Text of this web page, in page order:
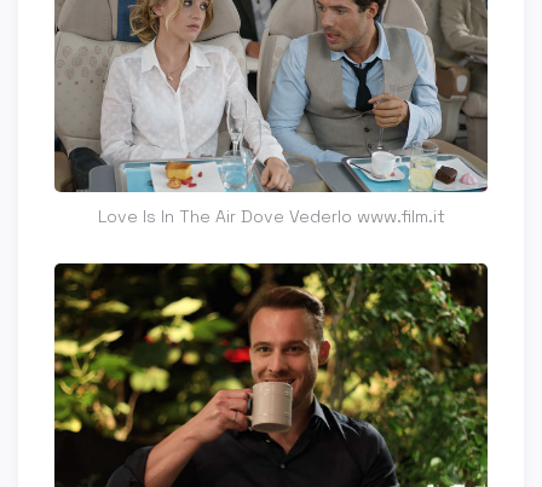
Love Is In The Air Dove Vederlo www.film.it